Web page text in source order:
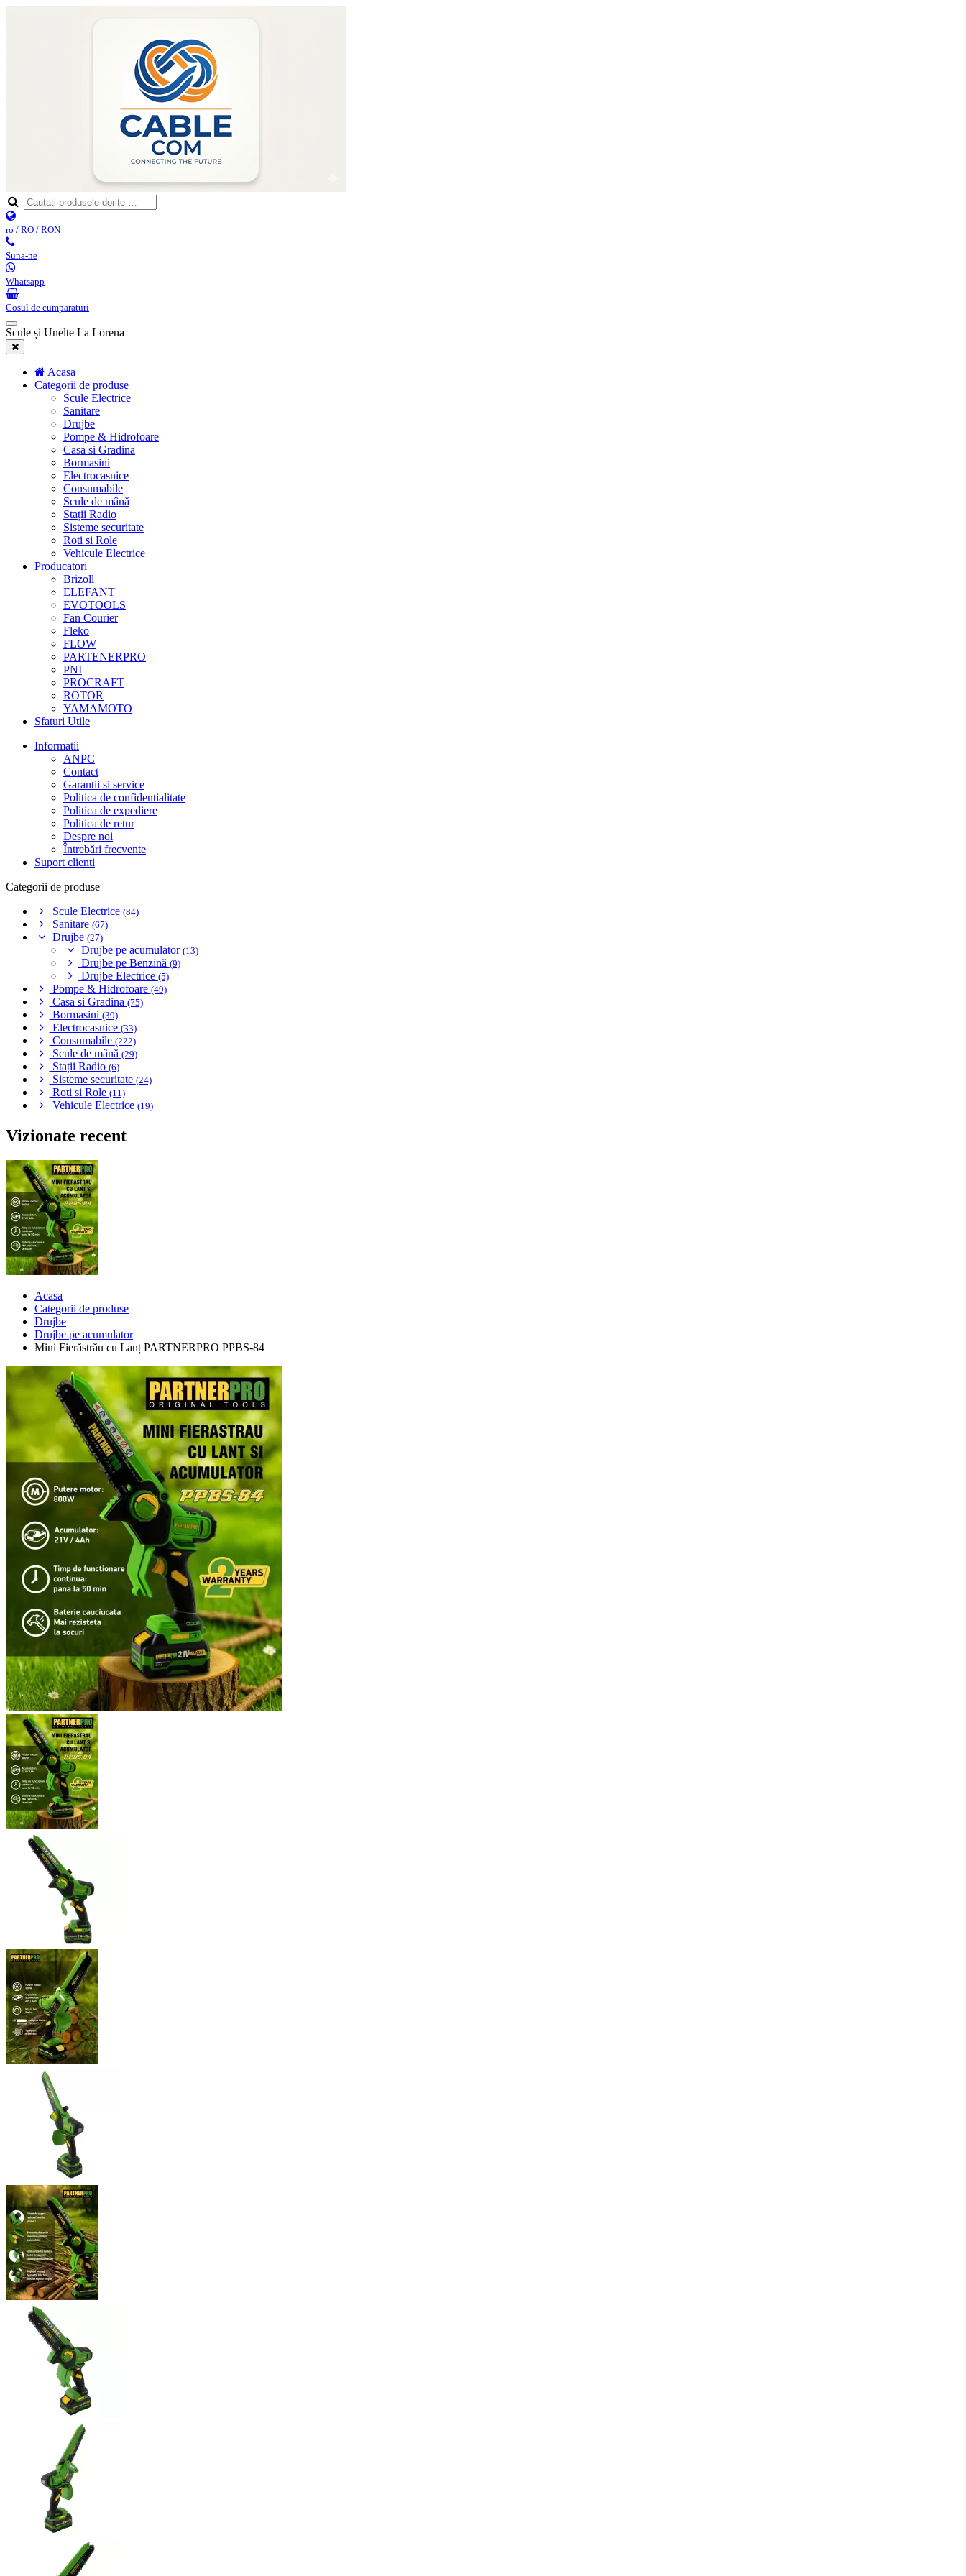
ro / RO / RON
Suna-ne
Whatsapp
Cosul de cumparaturi
Scule și Unelte La Lorena
Acasa
Categorii de produse
Scule Electrice
Sanitare
Drujbe
Pompe & Hidrofoare
Casa si Gradina
Bormasini
Electrocasnice
Consumabile
Scule de mână
Stații Radio
Sisteme securitate
Roti si Role
Vehicule Electrice
Producatori
Brizoll
ELEFANT
EVOTOOLS
Fan Courier
Fleko
FLOW
PARTENERPRO
PNI
PROCRAFT
ROTOR
YAMAMOTO
Sfaturi Utile
Informatii
ANPC
Contact
Garantii si service
Politica de confidentialitate
Politica de expediere
Politica de retur
Despre noi
Întrebări frecvente
Suport clienti
Categorii de produse
Scule Electrice (84)
Sanitare (67)
Drujbe (27)
Drujbe pe acumulator (13)
Drujbe pe Benzină (9)
Drujbe Electrice (5)
Pompe & Hidrofoare (49)
Casa si Gradina (75)
Bormasini (39)
Electrocasnice (33)
Consumabile (222)
Scule de mână (29)
Stații Radio (6)
Sisteme securitate (24)
Roti si Role (11)
Vehicule Electrice (19)
Vizionate recent
Acasa
Categorii de produse
Drujbe
Drujbe pe acumulator
Mini Fierăstrău cu Lanț PARTNERPRO PPBS-84